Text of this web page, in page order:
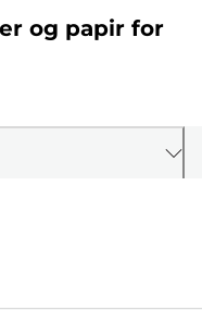
og papir for